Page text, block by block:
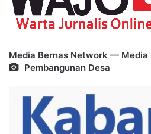
Media Bernas Network — Media
Pembangunan Desa